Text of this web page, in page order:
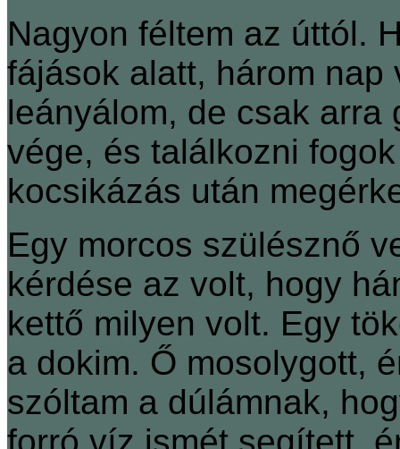
Nagyon féltem az úttól.
fájások alatt, három
leányálom, de csak arra
vége, és találkozni
kocsikázás után
Egy morcos szülésznő
kérdése az volt, hogy
kettő milyen volt. Egy
a dokim. Ő mosolygott,
szóltam a dúlámnak,
forró víz ismét segített,